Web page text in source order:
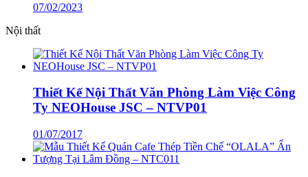
07/02/2023
Nội thất
Thiết Kế Nội Thất Văn Phòng Làm Việc Công
Ty NEOHouse JSC – NTVP01
01/07/2017